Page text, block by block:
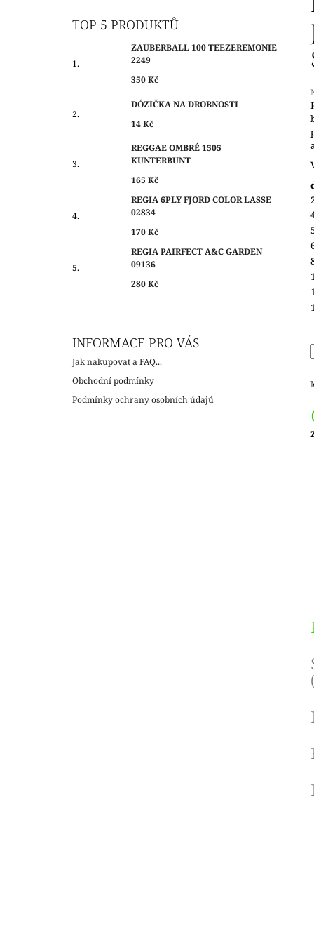
TOP 5 PRODUKTŮ
ZAUBERBALL 100 TEEZEREMONIE
2249
350 Kč
DÓZIČKA NA DROBNOSTI
14 Kč
REGGAE OMBRÉ 1505
KUNTERBUNT
165 Kč
REGIA 6PLY FJORD COLOR LASSE
02834
170 Kč
REGIA PAIRFECT A&C GARDEN
09136
280 Kč
INFORMACE PRO VÁS
Jak nakupovat a FAQ...
Obchodní podmínky
Podmínky ochrany osobních údajů
5